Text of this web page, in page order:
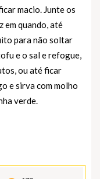
macio. Junte os
em quando, até
para não soltar
e o sal e refogue,
ou até ficar
e sirva com molho
verde.